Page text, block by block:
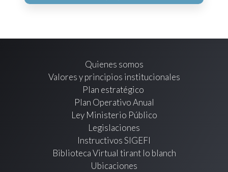
Quienes somos
Valores y principios institucionales
Plan estratégico
Plan Operativo Anual
Ley Ministerio Público
Legislaciones
Instructivos SIGEFI
Biblioteca Virtual tirant lo blanch
Ubicaciones